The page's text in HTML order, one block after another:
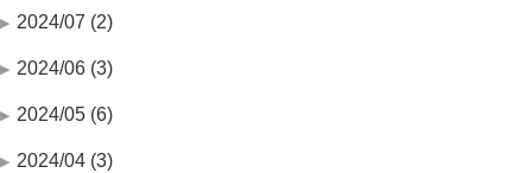
2024/07 (2)
2024/06 (3)
2024/05 (6)
2024/04 (3)